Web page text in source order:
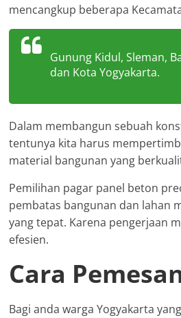
mencangkup beberapa
Gunung Kidul, Sleman,
dan Kota Yogyakarta.
Dalam membangun sebuah
tentunya kita harus
material bangunan yang
Pemilihan pagar panel beton
pembatas bangunan dan lahan
yang tepat. Karena pengerjaan
efesien.
Cara
Bagi anda warga Yogyakarta